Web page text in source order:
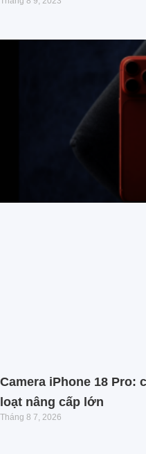
Camera iPhone 18 Pro:
loạt nâng cấp lớn
Tháng 8 7, 2026